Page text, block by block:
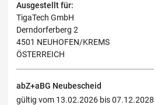
Ausgestellt für:
TigaTech GmbH
Derndorferberg 2
4501 NEUHOFEN/KREMS
ÖSTERREICH
abZ+aBG Neubescheid
gültig vom 13.02.2026 bis 07.12.2028